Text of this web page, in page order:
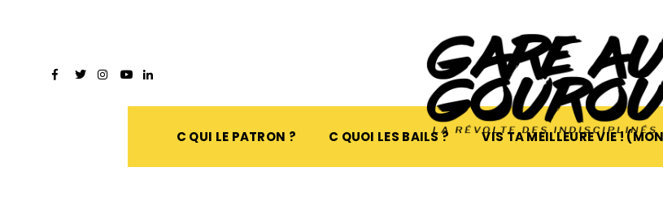
C QUI LE PATRON ? C QUOI LES BAILS ? VIS TA MEILLEURE VIE !